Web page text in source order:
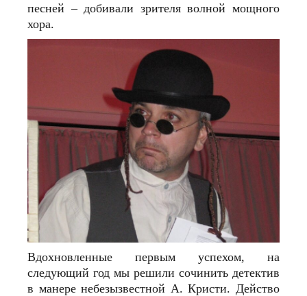
песней – добивали зрителя волной мощного
хора.
Вдохновленные первым успехом, на
следующий год мы решили сочинить детектив
в манере небезызвестной А. Кристи. Действо